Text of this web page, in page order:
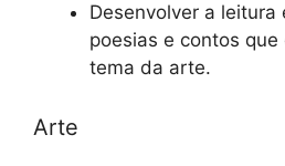
Desenvolver a
poesias e contos
tema da arte.
Arte